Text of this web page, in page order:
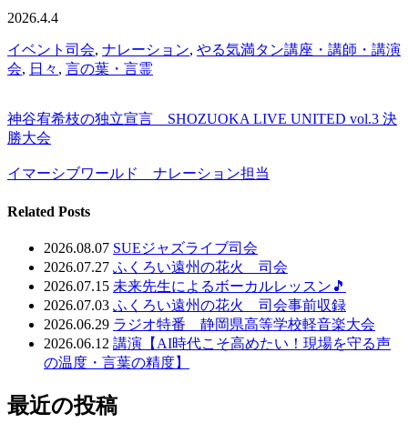
2026.4.4
イベント司会, ナレーション, やる気満タン講座・講師・講演
会, 日々 , 言の葉・言霊
神谷宥希枝の独立宣言 SHOZUOKA LIVE UNITED vol.3 決
勝大会
イマーシブワールド ナレーション担当
Related Posts
2026.08.07 SUEジャズライブ司会
2026.07.27 ふくろい遠州の花火 司会
2026.07.15 未来先生によるボーカルレッスン🎵
2026.07.03 ふくろい遠州の花火 司会事前収録
2026.06.29 ラジオ特番 静岡県高等学校軽音楽大会
2026.06.12 講演【AI時代こそ高めたい！現場を守る声
の温度・言葉の精度】
最近の投稿